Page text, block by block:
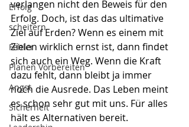
Erfolg
scheitern
Fehler
Planen Vorbereiten
Angst
Sicherheit
verlangen nicht den Beweis für den
Erfolg. Doch, ist das das ultimative
Ziel auf Erden? Wenn es einem mit
Zielen wirklich ernst ist, dann findet
sich auch ein Weg. Wenn die Kraft
dazu fehlt, dann bleibt ja immer
noch die Ausrede. Das Leben meint
es schon sehr gut mit uns. Für alles
hält es Alternativen bereit.